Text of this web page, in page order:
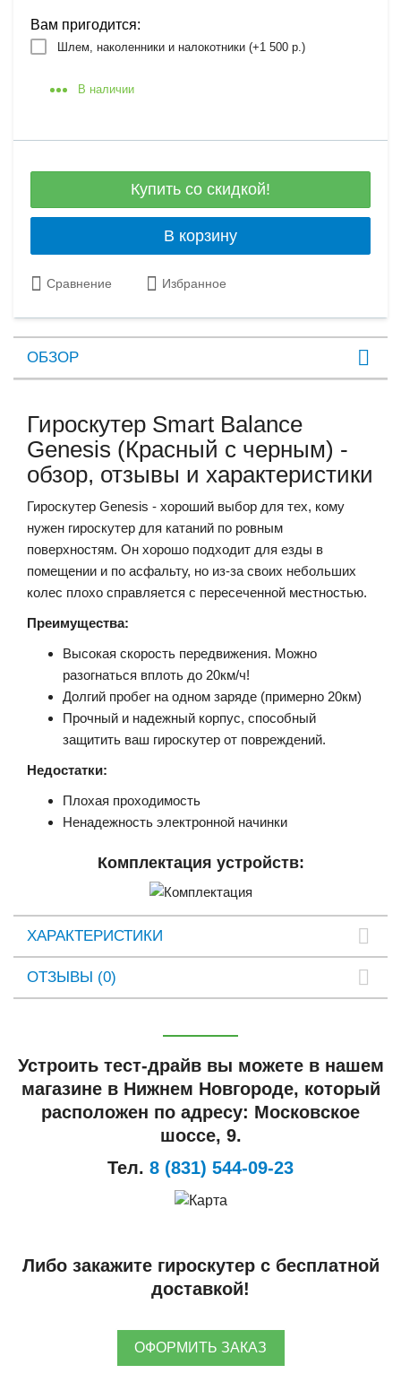
Вам пригодится:
Шлем, наколенники и налокотники (+1 500 р.)
В наличии
Купить со скидкой!
В корзину
Сравнение Избранное
ОБЗОР
Гироскутер Smart Balance
Genesis (Красный с черным) -
обзор, отзывы и характеристики
Гироскутер Genesis - хороший выбор для тех, кому
нужен гироскутер для катаний по ровным
поверхностям. Он хорошо подходит для езды в
помещении и по асфальту, но из-за своих небольших
колес плохо справляется с пересеченной местностью.
Преимущества:
Высокая скорость передвижения. Можно
разогнаться вплоть до 20км/ч!
Долгий пробег на одном заряде (примерно 20км)
Прочный и надежный корпус, способный
защитить ваш гироскутер от повреждений.
Недостатки:
Плохая проходимость
Ненадежность электронной начинки
Комплектация устройств:
ХАРАКТЕРИСТИКИ
ОТЗЫВЫ (0)
Устроить тест-драйв вы можете в нашем
магазине в Нижнем Новгороде, который
расположен по адресу: Московское
шоссе, 9.
Тел. 8 (831) 544-09-23
Либо закажите гироскутер с бесплатной
доставкой!
ОФОРМИТЬ ЗАКАЗ